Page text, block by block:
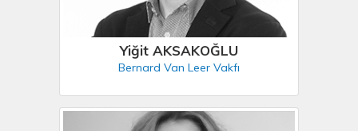
Yiğit AKSAKOĞLU
Bernard Van Leer Vakfı